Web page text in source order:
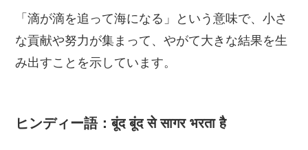
「滴が滴を追って海になる」という意味で、小さ
な貢献や努力が集まって、やがて大きな結果を生
み出すことを示しています。
ヒンディー語：बूंद बूंद से सागर भरता है